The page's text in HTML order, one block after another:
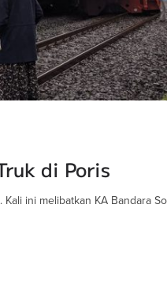
di Poris
ini melibatkan KA Bandara